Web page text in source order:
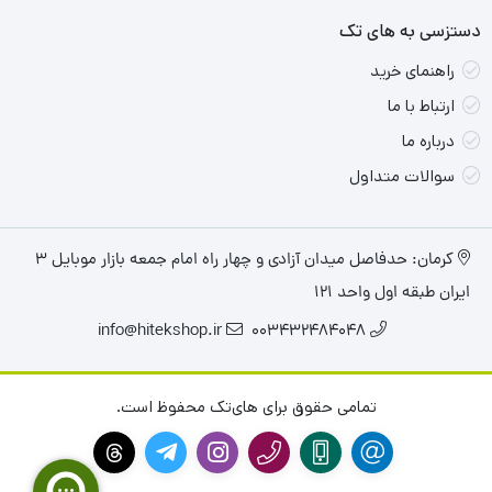
متریال بدنه
جنس بدنه این محصول از آلومینیوم تقویت شده است که در
عین زیبایی، مقاومت بسیار بالایی داشته و به خروج هرچه
بهتر حرارت و گرمای تولید شده از درون دستگاه، کمک شایانی
می‌کند.این لپ‌تاپ به لطف حذف پورت LAN با ضخامت
دستزسی به های تک
راهنمای خرید
ارتباط با ما
درباره ما
سوالات متداول
کرمان: حدفاصل میدان آزادی و چهار راه امام جمعه بازار موبایل ۳
ایران طبقه اول واحد ۱۲۱
003432484048
info@hitekshop.ir
تمامی حقوق برای های‌تک محفوظ است.